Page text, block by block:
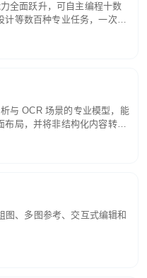
全面跃升，可自主编程十数
计等数百种专业任务，一次对
贯穿规划、执行与验证全流
析。长程任务中自主规划与
与 OCR 场景的专业模型，能
布局，并将非结构化内容转换
果。
、多图参考、交互式编辑和